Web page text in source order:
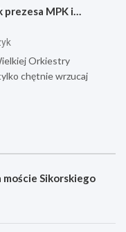
prezesa MPK i…
Orkiestry
chętnie wrzucaj
moście Sikorskiego